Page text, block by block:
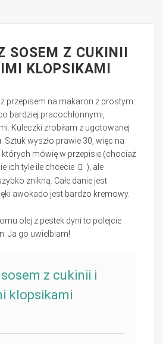
SOSEM Z CUKINII
KLOPSIKAMI
przepisem na makaron z prostym
bardziej pracochłonnymi,
Kuleczki zrobiłam z ugotowanej
wyszło prawie 30, więc na
których mówię w przepisie (chociaż
ich tyle ile chcecie
), ale
znikną. Całe danie jest
awokado jest bardzo kremowy.
olej z pestek dyni to polejcie
Ja go uwielbiam!
z cukinii i
klopsikami